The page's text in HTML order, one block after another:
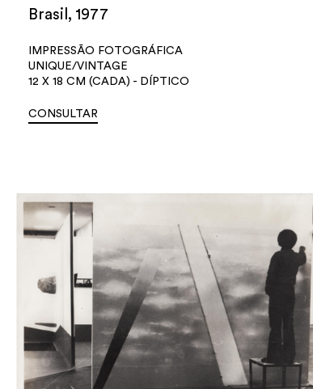
Brasil, 1977
IMPRESSÃO FOTOGRÁFICA
UNIQUE/VINTAGE
12 X 18 CM (CADA) - DÍPTICO
CONSULTAR